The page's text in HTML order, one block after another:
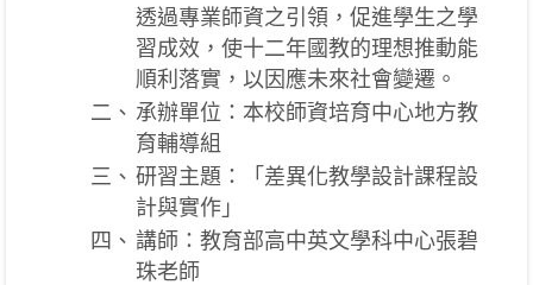
透過專業師資之引領，促進學生之學
習成效，使十二年國教的理想推動能
順利落實，以因應未來社會變遷。
二、 承辦單位：本校師資培育中心地方教
育輔導組
三、 研習主題：「差異化教學設計課程設
計與實作」
四、 講師：教育部高中英文學科中心張碧
珠老師